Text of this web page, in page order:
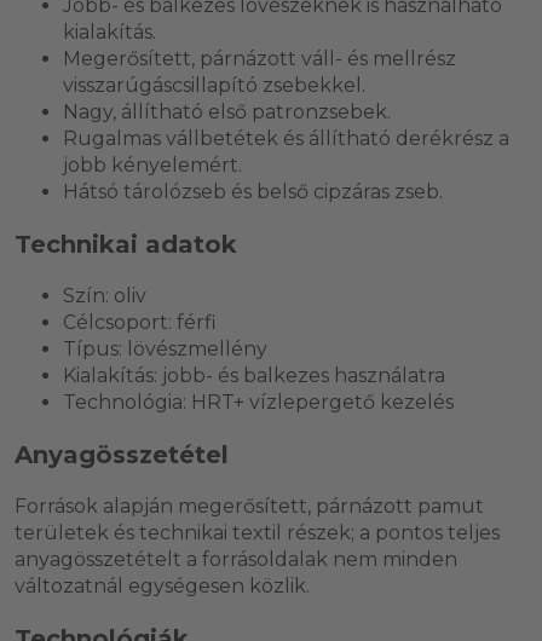
Jobb- és balkezes lövészeknek is használható
kialakítás.
Megerősített, párnázott váll- és mellrész
visszarúgáscsillapító zsebekkel.
Nagy, állítható első patronzsebek.
Rugalmas vállbetétek és állítható derékrész a
jobb kényelemért.
Hátsó tárolózseb és belső cipzáras zseb.
Technikai adatok
Szín: oliv
Célcsoport: férfi
Típus: lövészmellény
Kialakítás: jobb- és balkezes használatra
Technológia: HRT+ vízlepergető kezelés
Anyagösszetétel
Források alapján megerősített, párnázott pamut
területek és technikai textil részek; a pontos teljes
anyagösszetételt a forrásoldalak nem minden
változatnál egységesen közlik.